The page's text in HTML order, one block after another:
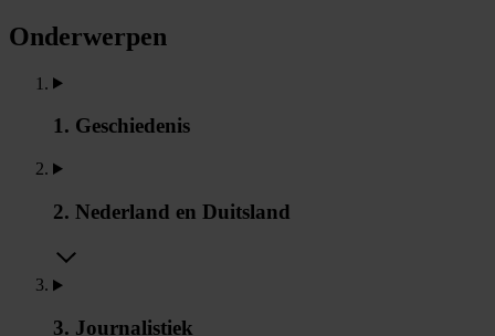
Onderwerpen
1. Geschiedenis
2. Nederland en Duitsland
3. Journalistiek